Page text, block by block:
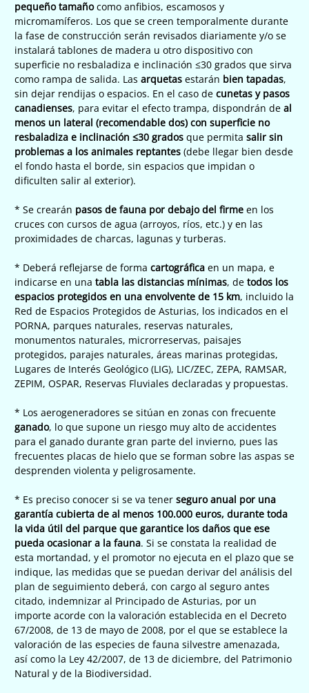
pequeño tamañocomo anfibios, escamosos y
micromamíferos. Los que se creen temporalmente durante
la fase de construcción serán revisados diariamente y/o se
instalará tablones de madera u otro dispositivo con
superficie no resbaladiza e inclinación ≤30 grados que sirva
como rampa de salida. Las arquetas estarán bien tapadas,
sin dejar rendijas o espacios. En el caso de cunetas y pasos
canadienses, para evitar el efecto trampa, dispondrán de al
menos un lateral (recomendable dos) con superficie no
resbaladiza e inclinación ≤30 grados que permita salir sin
problemas a los animales reptantes (debe llegar bien desde
el fondo hasta el borde, sin espacios que impidan o
dificulten salir al exterior).
* Se crearán pasos de fauna por debajo del firme en los
cruces con cursos de agua (arroyos, ríos, etc.) y en las
proximidades de charcas, lagunas y turberas.
* Deberá reflejarse de forma cartográfica en un mapa, e
indicarse en una tabla las distancias mínimas, de todos los
espacios protegidos en una envolvente de 15 km, incluido la
Red de Espacios Protegidos de Asturias, los indicados en el
PORNA, parques naturales, reservas naturales,
monumentos naturales, microrreservas, paisajes
protegidos, parajes naturales, áreas marinas protegidas,
Lugares de Interés Geológico (LIG), LIC/ZEC, ZEPA, RAMSAR,
ZEPIM, OSPAR, Reservas Fluviales declaradas y propuestas.
* Los aerogeneradores se sitúan en zonas con frecuente
ganado, lo que supone un riesgo muy alto de accidentes
para el ganado durante gran parte del invierno, pues las
frecuentes placas de hielo que se forman sobre las aspas se
desprenden violenta y peligrosamente.
* Es preciso conocer si se va tener seguro anual por una
garantía cubierta de al menos 100.000 euros, durante toda
la vida útil del parque que garantice los daños que ese
pueda ocasionar a la fauna. Si se constata la realidad de
esta mortandad, y el promotor no ejecuta en el plazo que se
indique, las medidas que se puedan derivar del análisis del
plan de seguimiento deberá, con cargo al seguro antes
citado, indemnizar al Principado de Asturias, por un
importe acorde con la valoración establecida en el Decreto
67/2008, de 13 de mayo de 2008, por el que se establece la
valoración de las especies de fauna silvestre amenazada,
así como la Ley 42/2007, de 13 de diciembre, del Patrimonio
Natural y de la Biodiversidad.